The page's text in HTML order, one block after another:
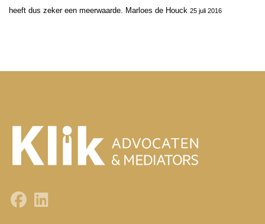
heeft dus zeker een meerwaarde. Marloes de Houck 25 juli 2016